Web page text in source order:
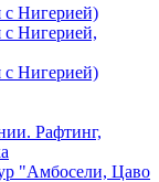
с Нигерией)
с Нигерией,
с Нигерией)
Рафтинг,
"Амбосели, Цаво